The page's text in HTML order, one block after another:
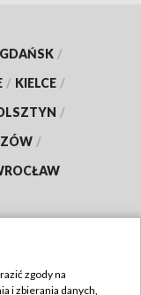
GDAŃSK /
/ KIELCE /
/
/
zgody na
i zbierania danych,